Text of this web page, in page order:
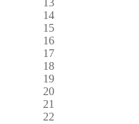
14
15
16
17
18
19
20
21
22